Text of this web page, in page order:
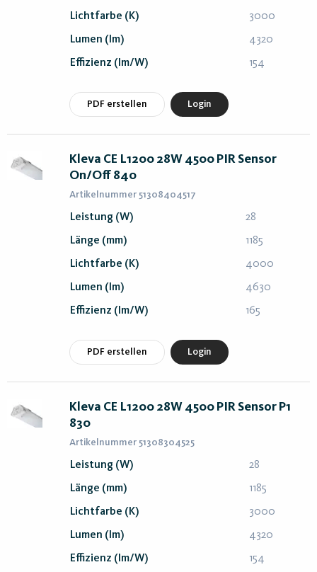
Lichtfarbe (K) 3000
Lumen (lm) 4320
Effizienz (lm/W) 154
PDF erstellen Login
Kleva CE L1200 28W 4500 PIR Sensor
On/Off 840
Artikelnummer 51308404517
Leistung (W) 28
Länge (mm) 1185
Lichtfarbe (K) 4000
Lumen (lm) 4630
Effizienz (lm/W) 165
PDF erstellen Login
Kleva CE L1200 28W 4500 PIR Sensor P1
830
Artikelnummer 51308304525
Leistung (W) 28
Länge (mm) 1185
Lichtfarbe (K) 3000
Lumen (lm) 4320
Effizienz (lm/W) 154